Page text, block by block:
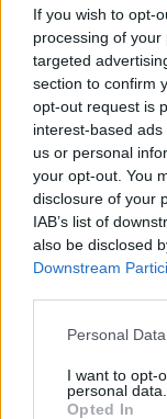
If you wish to opt-
processing of
targeted
section to confirm
opt-out request is
interest-based
us or personal
your opt-out. You
disclosure of your
IAB’s list of
also be disclosed
Downstream
Personal
I want to opt-
personal data.
Opted In
Η Πίπα Μίντλετον
επιλογή, αφού
μίντι φόρεμα, σε
στο λαιμό και τη
Οίκου Erdem. Ο
το σικ σμόκιν του.
Κανείς βέβαια δεν
καλλίγραμμη
προφανώς διάλεξε
εμφάνιση της), που
προσεγμένης